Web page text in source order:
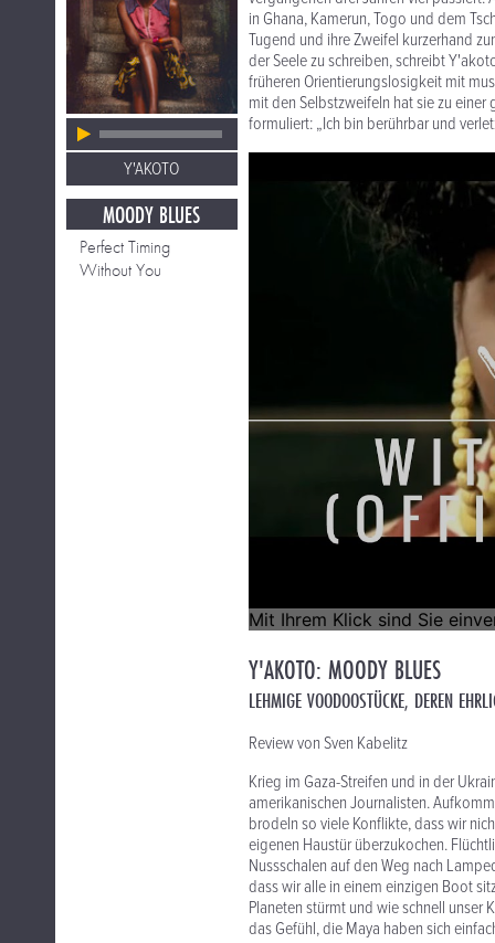
Y'AKOTO
MOODY BLUES
Perfect Timing
Without You
in Ghana, Kamerun, Togo und dem
Tugend und ihre Zweifel kurzerhand
der Seele zu schreiben, schreibt
früheren Orientierungslosigkeit mit
mit den Selbstzweifeln hat sie zu
formuliert: „Ich bin berührbar und
Y'AKOTO: MOODY BLUES
LEHMIGE VOODOOSTÜCKE, DEREN
Review von Sven Kabelitz
Krieg im Gaza-Streifen und in der
amerikanischen Journalisten.
brodeln so viele Konflikte, dass wir
eigenen Haustür überzukochen.
Nussschalen auf den Weg nach
dass wir alle in einem einzigen Boot
Planeten stürmt und wie schnell unser
das Gefühl, die Maya haben sich